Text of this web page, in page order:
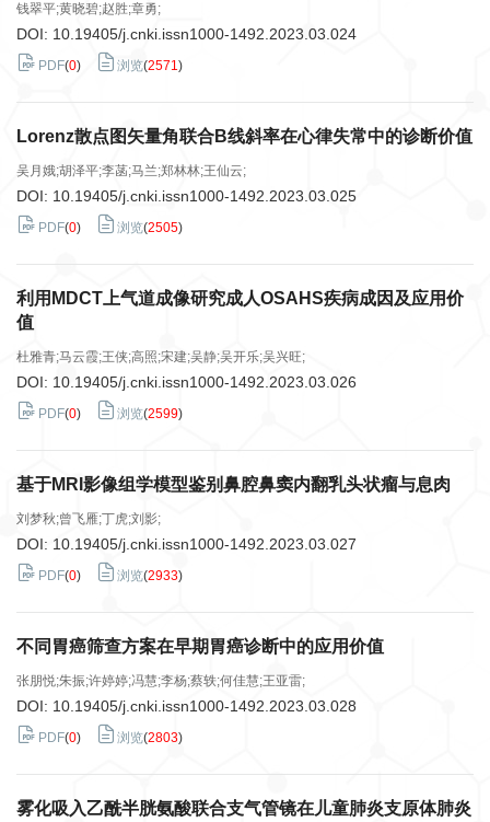
钱翠平;黄晓碧;赵胜;章勇;
DOI: 10.19405/j.cnki.issn1000-1492.2023.03.024
PDF(0) 浏览(2571)
Lorenz散点图矢量角联合B线斜率在心律失常中的诊断价值
吴月娥;胡泽平;李菡;马兰;郑林林;王仙云;
DOI: 10.19405/j.cnki.issn1000-1492.2023.03.025
PDF(0) 浏览(2505)
利用MDCT上气道成像研究成人OSAHS疾病成因及应用价
值
杜雅青;马云霞;王侠;高照;宋建;吴静;吴开乐;吴兴旺;
DOI: 10.19405/j.cnki.issn1000-1492.2023.03.026
PDF(0) 浏览(2599)
基于MRI影像组学模型鉴别鼻腔鼻窦内翻乳头状瘤与息肉
刘梦秋;曾飞雁;丁虎;刘影;
DOI: 10.19405/j.cnki.issn1000-1492.2023.03.027
PDF(0) 浏览(2933)
不同胃癌筛查方案在早期胃癌诊断中的应用价值
张朋悦;朱振;许婷婷;冯慧;李杨;蔡轶;何佳慧;王亚雷;
DOI: 10.19405/j.cnki.issn1000-1492.2023.03.028
PDF(0) 浏览(2803)
雾化吸入乙酰半胱氨酸联合支气管镜在儿童肺炎支原体肺炎